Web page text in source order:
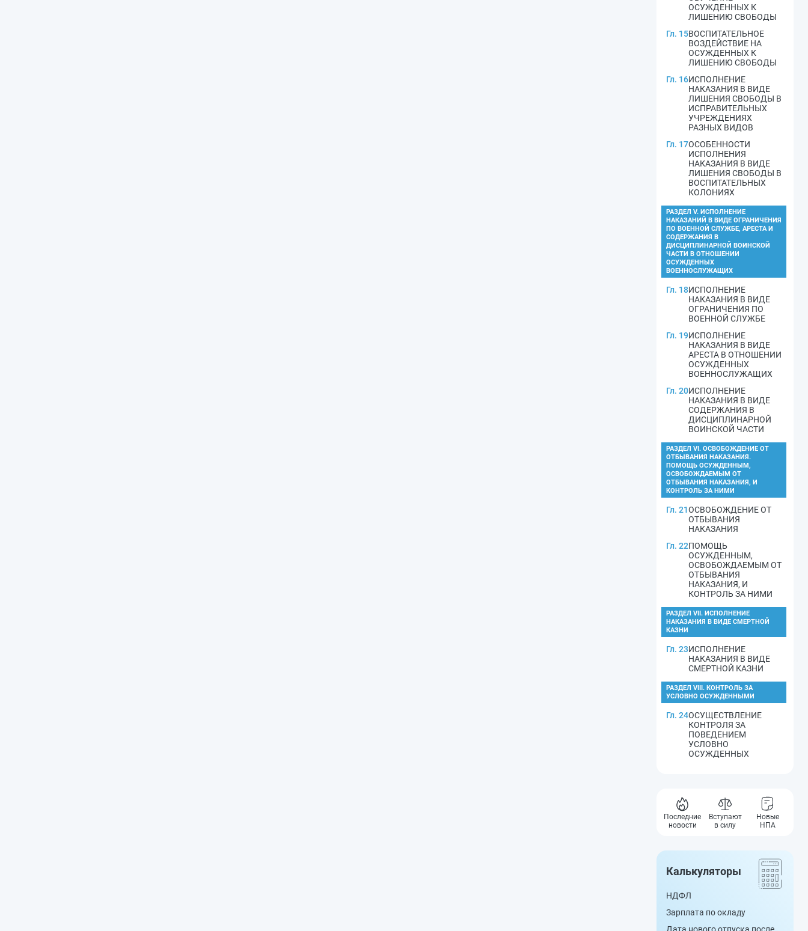
ОСУЖДЕННЫХ К
ЛИШЕНИЮ СВОБОДЫ
Гл. 15ВОСПИТАТЕЛЬНОЕ
ВОЗДЕЙСТВИЕ НА
ОСУЖДЕННЫХ К
ЛИШЕНИЮ СВОБОДЫ
Гл. 16ИСПОЛНЕНИЕ
НАКАЗАНИЯ В ВИДЕ
ЛИШЕНИЯ СВОБОДЫ В
ИСПРАВИТЕЛЬНЫХ
УЧРЕЖДЕНИЯХ
РАЗНЫХ ВИДОВ
Гл. 17ОСОБЕННОСТИ
ИСПОЛНЕНИЯ
НАКАЗАНИЯ В ВИДЕ
ЛИШЕНИЯ СВОБОДЫ В
ВОСПИТАТЕЛЬНЫХ
КОЛОНИЯХ
РАЗДЕЛ V. ИСПОЛНЕНИЕ
НАКАЗАНИЙ В ВИДЕ ОГРАНИЧЕНИЯ
ПО ВОЕННОЙ СЛУЖБЕ, АРЕСТА И
СОДЕРЖАНИЯ В
ДИСЦИПЛИНАРНОЙ ВОИНСКОЙ
ЧАСТИ В ОТНОШЕНИИ
ОСУЖДЕННЫХ
ВОЕННОСЛУЖАЩИХ
Гл. 18ИСПОЛНЕНИЕ
НАКАЗАНИЯ В ВИДЕ
ОГРАНИЧЕНИЯ ПО
ВОЕННОЙ СЛУЖБЕ
Гл. 19ИСПОЛНЕНИЕ
НАКАЗАНИЯ В ВИДЕ
АРЕСТА В ОТНОШЕНИИ
ОСУЖДЕННЫХ
ВОЕННОСЛУЖАЩИХ
Гл. 20ИСПОЛНЕНИЕ
НАКАЗАНИЯ В ВИДЕ
СОДЕРЖАНИЯ В
ДИСЦИПЛИНАРНОЙ
ВОИНСКОЙ ЧАСТИ
РАЗДЕЛ VI. ОСВОБОЖДЕНИЕ ОТ
ОТБЫВАНИЯ НАКАЗАНИЯ.
ПОМОЩЬ ОСУЖДЕННЫМ,
ОСВОБОЖДАЕМЫМ ОТ
ОТБЫВАНИЯ НАКАЗАНИЯ, И
КОНТРОЛЬ ЗА НИМИ
Гл. 21ОСВОБОЖДЕНИЕ ОТ
ОТБЫВАНИЯ
НАКАЗАНИЯ
Гл. 22ПОМОЩЬ
ОСУЖДЕННЫМ,
ОСВОБОЖДАЕМЫМ ОТ
ОТБЫВАНИЯ
НАКАЗАНИЯ, И
КОНТРОЛЬ ЗА НИМИ
РАЗДЕЛ VII. ИСПОЛНЕНИЕ
НАКАЗАНИЯ В ВИДЕ СМЕРТНОЙ
КАЗНИ
Гл. 23ИСПОЛНЕНИЕ
НАКАЗАНИЯ В ВИДЕ
СМЕРТНОЙ КАЗНИ
РАЗДЕЛ VIII. КОНТРОЛЬ ЗА
УСЛОВНО ОСУЖДЕННЫМИ
Гл. 24ОСУЩЕСТВЛЕНИЕ
КОНТРОЛЯ ЗА
ПОВЕДЕНИЕМ
УСЛОВНО
ОСУЖДЕННЫХ
Последние
новости
Вступают
в силу
Новые
НПА
Калькуляторы
НДФЛ
Зарплата по окладу